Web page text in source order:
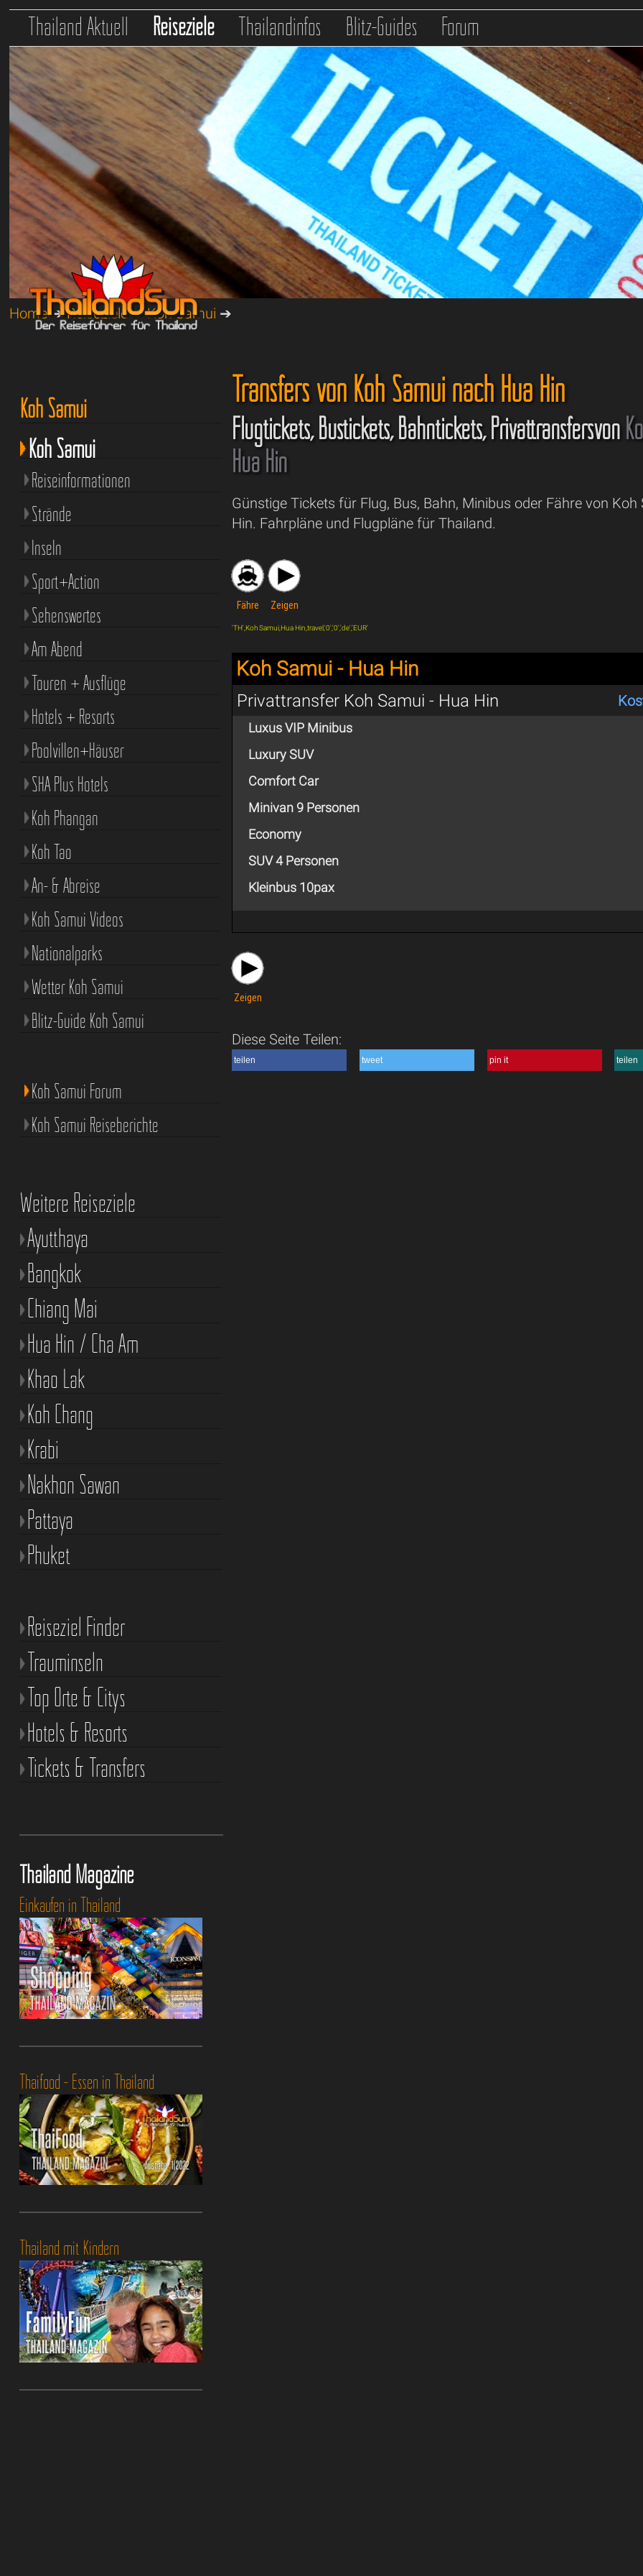
Thailand Aktuell Reiseziele Thailandinfos Blitz-Guides Forum
Home➔Reiseziele➔Koh Samui ➔
Transfers von Koh Samui nach Hua Hin
Flugtickets, Bustickets, Bahntickets, Privattransfersvon
Hua Hin
Günstige Tickets für Flug, Bus, Bahn, Minibus oder Fähre von
Hin. Fahrpläne und Flugpläne für Thailand.
Fähre Zeigen
'TH',Koh Samui,Hua Hin,travel,'0','0','de','EUR'
Koh Samui - Hua Hin
Privattransfer Koh Samui - Hua Hin
Luxus VIP Minibus
Luxury SUV
Comfort Car
Minivan 9 Personen
Economy
SUV 4 Personen
Kleinbus 10pax
Zeigen
Diese Seite Teilen:
teilen tweet pin it teilen
Koh Samui
Koh Samui
Reiseinformationen
Strände
Inseln
Sport+Action
Sehenswertes
Am Abend
Touren + Ausflüge
Hotels + Resorts
Poolvillen+Häuser
SHA Plus Hotels
Koh Phangan
Koh Tao
An- & Abreise
Koh Samui Videos
Nationalparks
Wetter Koh Samui
Blitz-Guide Koh Samui
Koh Samui Forum
Koh Samui Reiseberichte
Weitere Reiseziele
Ayutthaya
Bangkok
Chiang Mai
Hua Hin / Cha Am
Khao Lak
Koh Chang
Krabi
Nakhon Sawan
Pattaya
Phuket
Reiseziel Finder
Trauminseln
Top Orte & Citys
Hotels & Resorts
Tickets & Transfers
Thailand Magazine
Einkaufen in Thailand
Thaifood - Essen in Thailand
Thailand mit Kindern